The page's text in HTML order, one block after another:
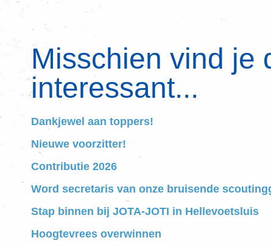
Misschien vind je
interessant...
Dankjewel aan toppers!
Nieuwe voorzitter!
Contributie 2026
Word secretaris van onze bruisende
Stap binnen bij JOTA-JOTI in Hellevoetsluis
Hoogtevrees overwinnen